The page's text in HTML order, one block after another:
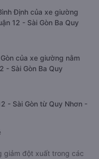
Định của xe giường
12 - Sài Gòn Ba Quy
của xe giường nằm
- Sài Gòn Ba Quy
- Sài Gòn từ Quy Nhơn -
giảm đột xuất trong các